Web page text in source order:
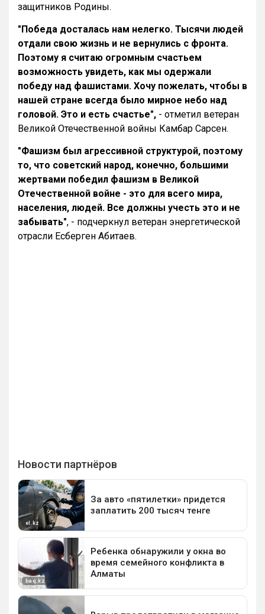
защитников Родины.
"Победа досталась нам нелегко. Тысячи людей
отдали свою жизнь и не вернулись с фронта.
Поэтому я считаю огромным счастьем
возможность увидеть, как мы одержали
победу над фашистами. Хочу пожелать, чтобы в
нашей стране всегда было мирное небо над
головой. Это и есть счастье", - отметил ветеран
Великой Отечественной войны Камбар Сарсен.
"Фашизм был агрессивной структурой, поэтому
то, что советский народ, конечно, большими
жертвами победил фашизм в Великой
Отечественной войне - это для всего мира,
населения, людей. Все должны учесть это и не
забывать", - подчеркнул ветеран энергетической
отрасли Есберген Абитаев.